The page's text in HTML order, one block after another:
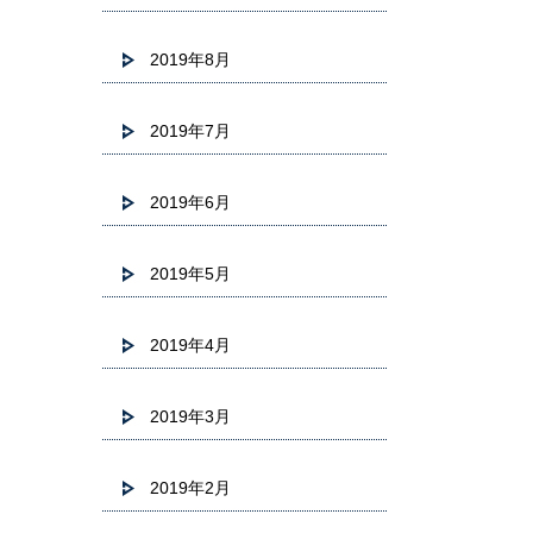
2019年8月
2019年7月
2019年6月
2019年5月
2019年4月
2019年3月
2019年2月